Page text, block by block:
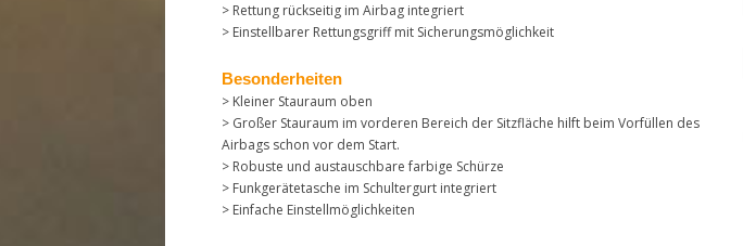
> Rettung rückseitig im Airbag integriert
> Einstellbarer Rettungsgriff mit Sicherungsmöglichkeit
Besonderheiten
> Kleiner Stauraum oben
> Großer Stauraum im vorderen Bereich der Sitzfläche hilft beim Vorfüllen des
Airbags schon vor dem Start.
> Robuste und austauschbare farbige Schürze
> Funkgerätetasche im Schultergurt integriert
> Einfache Einstellmöglichkeiten